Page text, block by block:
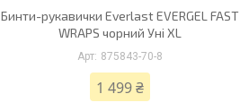
Бинти-рукавички Everlast EVERGEL FAST
WRAPS чорний Уні XL
875843-70-8
1 499 ₴